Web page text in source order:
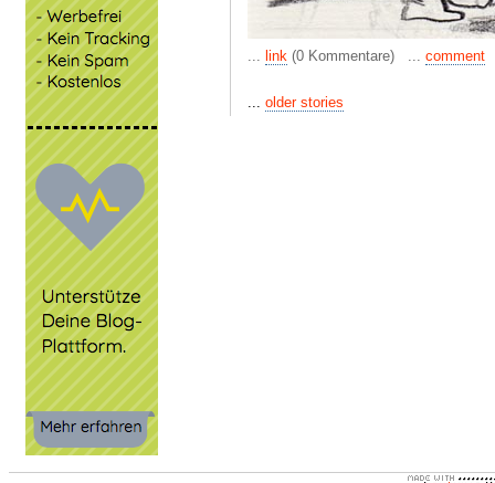
... link (0 Kommentare) ... comment
... older stories